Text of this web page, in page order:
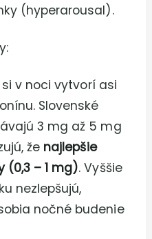
(hyperarousal).
v noci vytvorí asi
Slovenské
3 mg až 5 mg
že najlepšie
(0,3 – 1 mg). Vyššie
nezlepšujú,
nočné budenie